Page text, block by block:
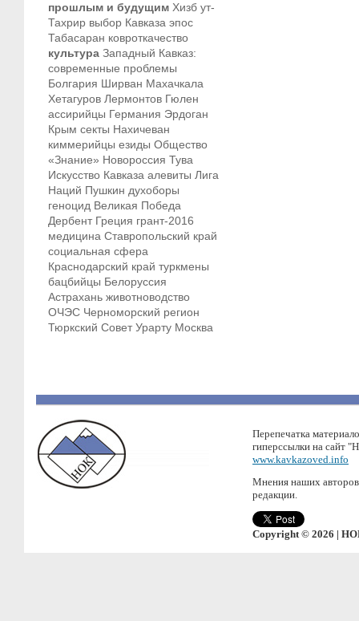
прошлым и будущим Хизб ут-
Тахрир выбор Кавказа эпос
Табасаран ковроткачество
культура Западный Кавказ:
современные проблемы
Болгария Ширван Махачкала
Хетагуров Лермонтов Гюлен
ассирийцы Германия Эрдоган
Крым секты Нахичеван
киммерийцы езиды Общество
«Знание» Новороссия Тува
Искусство Кавказа алевиты Лига
Наций Пушкин духоборы
геноцид Великая Победа
Дербент Греция грант-2016
медицина Ставропольский край
социальная сфера
Краснодарский край туркмены
бацбийцы Белоруссия
Астрахань животноводство
ОЧЭС Черноморский регион
Тюркский Совет Урарту Москва
Перепечатка
гиперссылки на сайт
www.kavkazoved.info
Мнения наших авторов
редакции.
Copyright © 2026 |